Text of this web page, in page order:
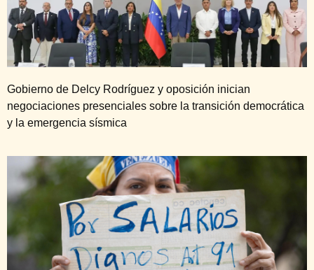
Gobierno de Delcy Rodríguez y oposición inician
negociaciones presenciales sobre la transición democrática
y la emergencia sísmica